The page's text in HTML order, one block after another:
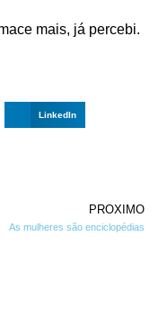
mais, já percebi.
LinkedIn
PROXIMO
As mulheres são enciclopédias